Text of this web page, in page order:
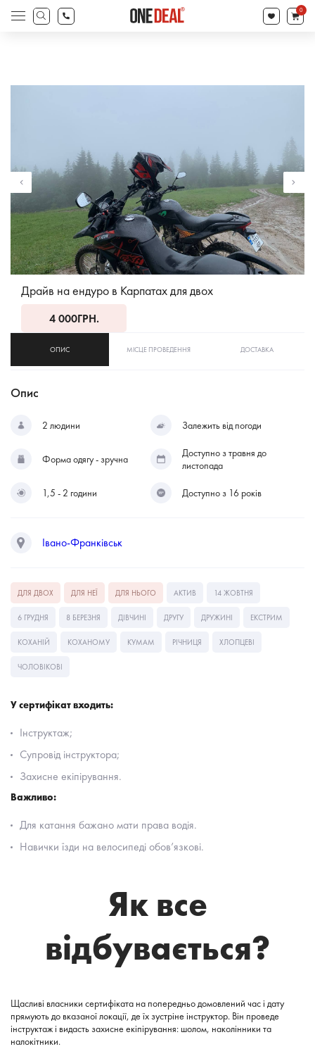
search
Products
search
0
Драйв на ендуро в Карпатах для двох
4 000ГРН.
ОПИС МІСЦЕ ПРОВЕДЕННЯ ДОСТАВКА
Опис
2 людини Залежить від погоди
Форма одягу - зручна
Доступно з травня до
листопада
1,5 - 2 години Доступно з 16 років
Івано-Франківськ
ДЛЯ ДВОХ ДЛЯ НЕЇ ДЛЯ НЬОГО АКТИВ 14 ЖОВТНЯ
6 ГРУДНЯ 8 БЕРЕЗНЯ ДІВЧИНІ ДРУГУ ДРУЖИНІ ЕКСТРИМ
КОХАНІЙ КОХАНОМУ КУМАМ РІЧНИЦЯ ХЛОПЦЕВІ
ЧОЛОВІКОВІ
У сертифікат входить:
Інструктаж;
Супровід інструктора;
Захисне екіпірування.
Важливо:
Для катання бажано мати права водія.
Навички їзди на велосипеді обов’язкові.
Як все
відбувається?
Щасливі власники сертифіката на попередньо домовлений час і дату
прямують до вказаної локації, де їх зустріне інструктор. Він проведе
інструктаж і видасть захисне екіпірування: шолом, наколінники та
налокітники.